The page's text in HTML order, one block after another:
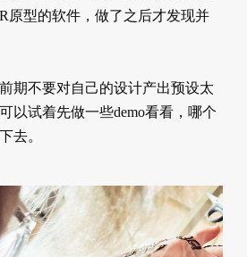
原型的软件，做了之后才发现并
期不要对自己的设计产出预设太
以试着先做一些demo看看，哪个
去。